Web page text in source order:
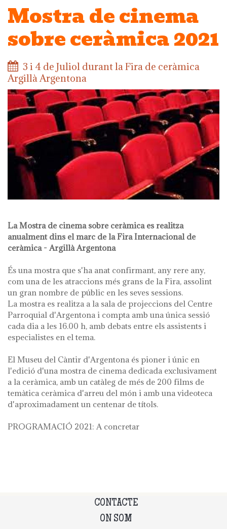
Mostra de cinema
sobre ceràmica 2021
3 i 4 de Juliol durant la Fira de ceràmica
Argillà Argentona
La Mostra de cinema sobre ceràmica es realitza
anualment dins el marc de la Fira Internacional de
ceràmica - Argillà Argentona
És una mostra que s'ha anat confirmant, any rere any,
com una de les atraccions més grans de la Fira, assolint
un gran nombre de públic en les seves sessions.
La mostra es realitza a la sala de projeccions del Centre
Parroquial d'Argentona i compta amb una única sessió
cada dia a les 16.00 h, amb debats entre els assistents i
especialistes en el tema.
El Museu del Càntir d'Argentona és pioner i únic en
l'edició d'una mostra de cinema dedicada exclusivament
a la ceràmica, amb un catàleg de més de 200 films de
temàtica ceràmica d'arreu del món i amb una videoteca
d'aproximadament un centenar de títols.
PROGRAMACIÓ 2021: A concretar
CONTACTE
ON SOM